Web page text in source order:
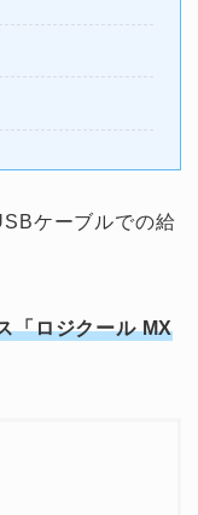
ケーブルでの給
「ロジクール MX